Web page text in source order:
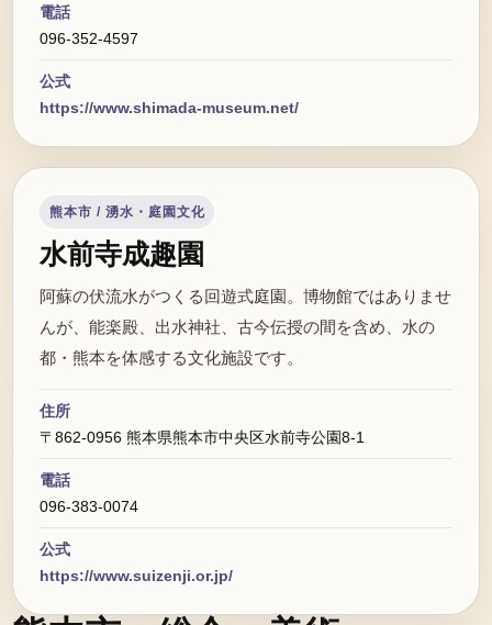
電話
096-352-4597
公式
https://www.shimada-museum.net/
熊本市 / 湧水・庭園文化
水前寺成趣園
阿蘇の伏流水がつくる回遊式庭園。博物館ではありませ
んが、能楽殿、出水神社、古今伝授の間を含め、水の
都・熊本を体感する文化施設です。
住所
〒862-0956 熊本県熊本市中央区水前寺公園8-1
電話
096-383-0074
公式
https://www.suizenji.or.jp/